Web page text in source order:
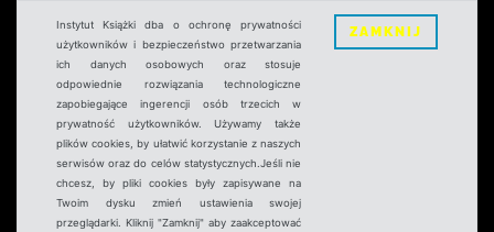
Instytut Książki dba o ochronę prywatności
użytkowników i bezpieczeństwo przetwarzania
ich danych osobowych oraz stosuje
odpowiednie rozwiązania technologiczne
zapobiegające ingerencji osób trzecich w
prywatność użytkowników. Używamy także
plików cookies, by ułatwić korzystanie z naszych
serwisów oraz do celów statystycznych.Jeśli nie
chcesz, by pliki cookies były zapisywane na
Twoim dysku zmień ustawienia swojej
przeglądarki. Kliknij "Zamknij" aby zaakceptować
ZAMKNIJ